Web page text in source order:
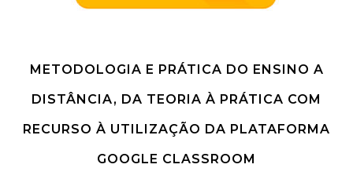
METODOLOGIA E PRÁTICA DO ENSINO A
DISTÂNCIA, DA TEORIA À PRÁTICA COM
RECURSO À UTILIZAÇÃO DA PLATAFORMA
GOOGLE CLASSROOM